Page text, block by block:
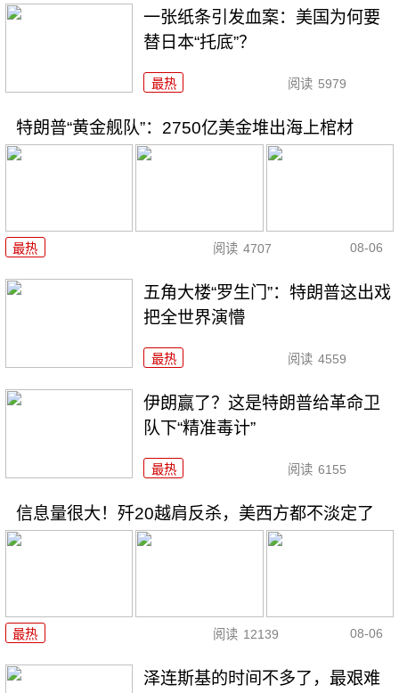
一张纸条引发血案：美国为何要
替日本“托底”？
最热 阅读 5979
特朗普“黄金舰队”：2750亿美金堆出海上棺材
最热 阅读 4707 08-06
五角大楼“罗生门”：特朗普这出戏
把全世界演懵
最热 阅读 4559
伊朗赢了？这是特朗普给革命卫
队下“精准毒计”
最热 阅读 6155
信息量很大！歼20越肩反杀，美西方都不淡定了
最热 阅读 12139 08-06
泽连斯基的时间不多了，最艰难